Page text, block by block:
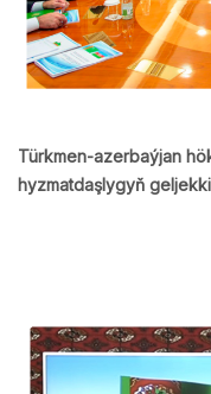
Türkmen-azerbaýjan
hyzmatdaşlygyň